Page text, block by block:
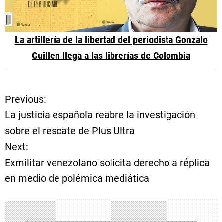
La artillería de la libertad del periodista Gonzalo
Guillen llega a las librerías de Colombia
N
a
v
e
g
Previous:
La justicia española reabre la investigación
sobre el rescate de Plus Ultra
Next:
Exmilitar venezolano solicita derecho a réplica
en medio de polémica mediática